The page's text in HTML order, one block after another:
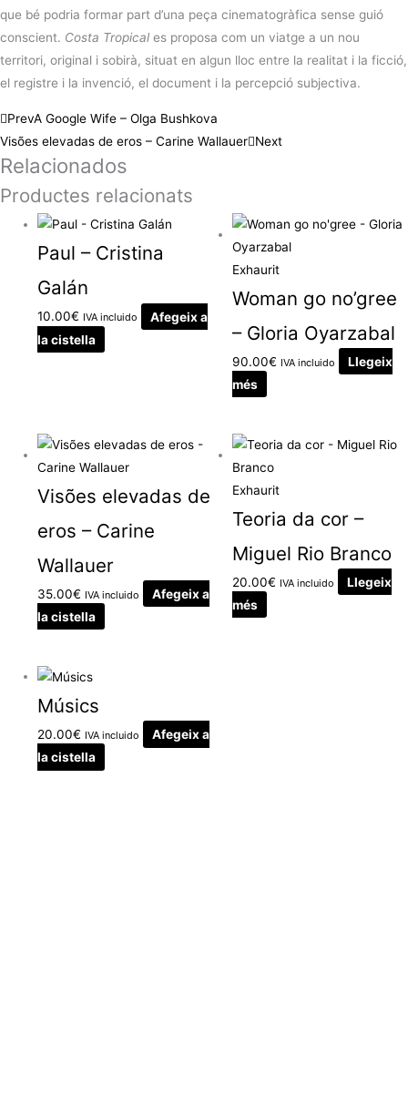
que bé podria formar part d’una peça cinematogràfica sense guió
conscient. Costa Tropical es proposa com un viatge a un nou
territori, original i sobirà, situat en algun lloc entre la realitat i la ficció,
el registre i la invenció, el document i la percepció subjectiva.
PrevA Google Wife – Olga Bushkova
Visões elevadas de eros – Carine Wallauer Next
Relacionados
Productes relacionats
Paul – Cristina
Galán
10.00€ IVA incluido
Afegeix a
la cistella
Exhaurit
Woman go no’gree
– Gloria Oyarzabal
90.00€ IVA incluido
Llegeix
més
Visões elevadas de
eros – Carine
Wallauer
35.00€ IVA incluido
Afegeix a
la cistella
Exhaurit
Teoria da cor –
Miguel Rio Branco
20.00€ IVA incluido
Llegeix
més
Músics
20.00€ IVA incluido
Afegeix a
la cistella